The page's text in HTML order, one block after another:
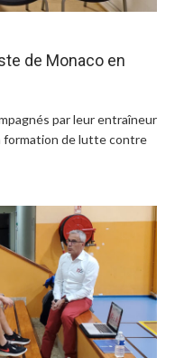
de Monaco en
par leur entraîneur
formation de lutte contre